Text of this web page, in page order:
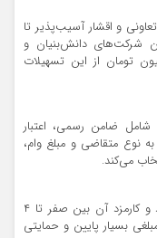
و اقشار آسیب‌پذیر تا
شرکت‌های دانش‌بنیان و
خرد می‌توانند تا سقف ۷۵۰ میلیون تومان از این تسهیلات
شامل ضامن رسمی، اعتبار
نوع متقاضی و مبلغ وام،
می‌کند.
طرح مائده به صورت قرض‌الحسنه ارائه می‌شود و کارمزد آن بین صفر تا ۴
بسیار پایین و حمایتی